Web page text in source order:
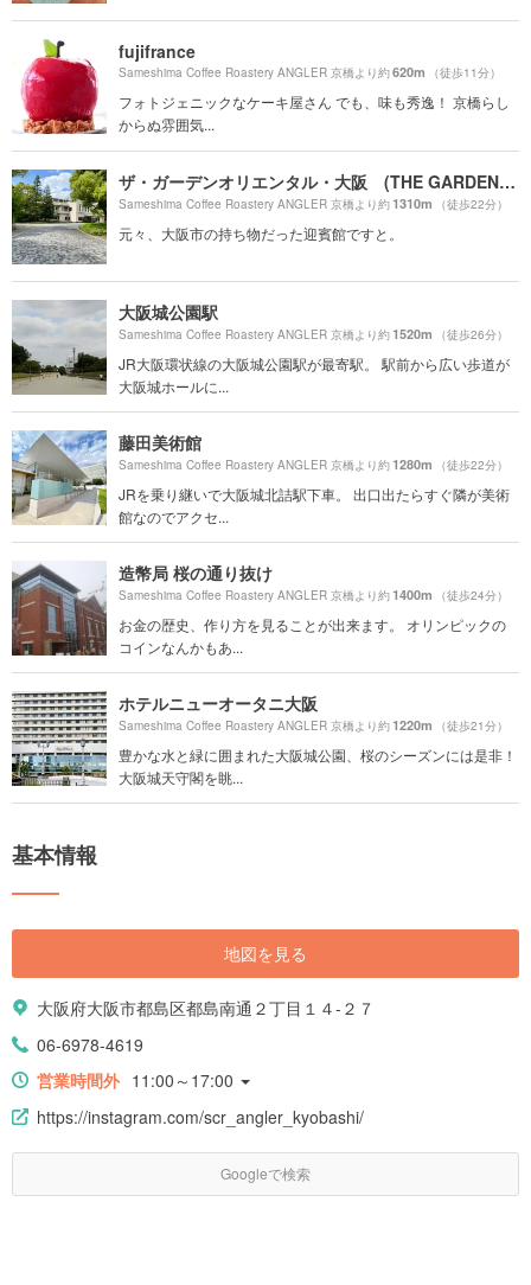
fujifrance
Sameshima Coffee Roastery ANGLER 京橋より約620m （徒歩11分）
フォトジェニックなケーキ屋さん でも、味も秀逸！ 京橋らし
からぬ雰囲気...
ザ・ガーデンオリエンタル・大阪 (THE GARDEN ORIENTAL OSAKA)
Sameshima Coffee Roastery ANGLER 京橋より約1310m （徒歩22分）
元々、大阪市の持ち物だった迎賓館ですと。
大阪城公園駅
Sameshima Coffee Roastery ANGLER 京橋より約1520m （徒歩26分）
JR大阪環状線の大阪城公園駅が最寄駅。 駅前から広い歩道が
大阪城ホールに...
藤田美術館
Sameshima Coffee Roastery ANGLER 京橋より約1280m （徒歩22分）
JRを乗り継いで大阪城北詰駅下車。 出口出たらすぐ隣が美術
館なのでアクセ...
造幣局 桜の通り抜け
Sameshima Coffee Roastery ANGLER 京橋より約1400m （徒歩24分）
お金の歴史、作り方を見ることが出来ます。 オリンピックの
コインなんかもあ...
ホテルニューオータニ大阪
Sameshima Coffee Roastery ANGLER 京橋より約1220m （徒歩21分）
豊かな水と緑に囲まれた大阪城公園、桜のシーズンには是非！
大阪城天守閣を眺...
基本情報
地図を見る
大阪府大阪市都島区都島南通２丁目１４-２７
06-6978-4619
営業時間外 11:00～17:00
https://instagram.com/scr_angler_kyobashi/
Googleで検索